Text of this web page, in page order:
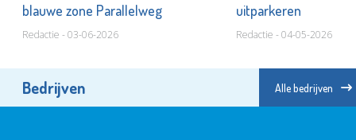
blauwe zone Parallelweg
Redactie - 03-06-2026
uitparkeren
Redactie - 04-05-2026
Bedrijven Alle bedrijven